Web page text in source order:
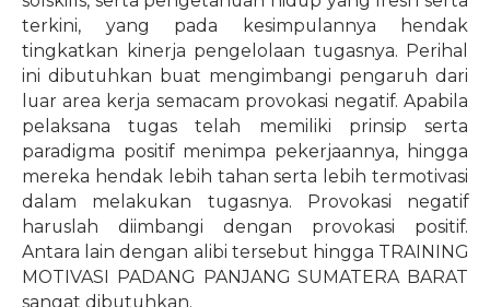
terkini, yang pada kesimpulannya hendak
tingkatkan kinerja pengelolaan tugasnya. Perihal
ini dibutuhkan buat mengimbangi pengaruh dari
luar area kerja semacam provokasi negatif. Apabila
pelaksana tugas telah memiliki prinsip serta
paradigma positif menimpa pekerjaannya, hingga
mereka hendak lebih tahan serta lebih termotivasi
dalam melakukan tugasnya. Provokasi negatif
haruslah diimbangi dengan provokasi positif.
Antara lain dengan alibi tersebut hingga TRAINING
MOTIVASI PADANG PANJANG SUMATERA BARAT
sangat dibutuhkan.